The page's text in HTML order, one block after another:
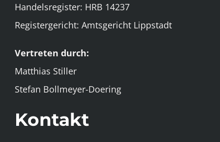
Handelsregister: HRB 14237
Registergericht: Amtsgericht Lippstadt
Vertreten durch:
Matthias Stiller
Stefan Bollmeyer-Doering
Kontakt